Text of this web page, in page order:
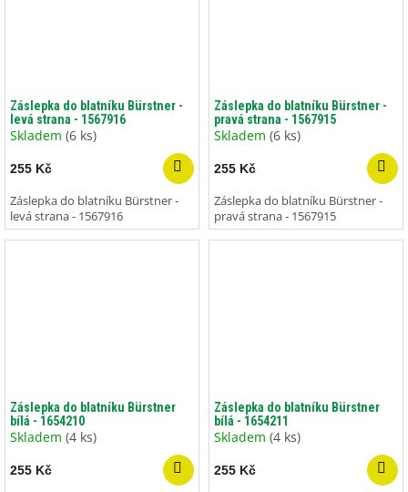
Záslepka do blatníku Bürstner -
levá strana - 1567916
Skladem (6 ks)
255 Kč
Záslepka do blatníku Bürstner -
levá strana - 1567916
Záslepka do blatníku Bürstner -
pravá strana - 1567915
Skladem (6 ks)
255 Kč
Záslepka do blatníku Bürstner -
pravá strana - 1567915
Záslepka do blatníku Bürstner
bílá - 1654210
Skladem (4 ks)
255 Kč
Záslepka do blatníku Bürstner
bílá - 1654211
Skladem (4 ks)
255 Kč